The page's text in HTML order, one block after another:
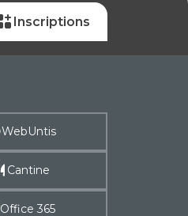
Inscriptions
WebUntis
Cantine
Office 365